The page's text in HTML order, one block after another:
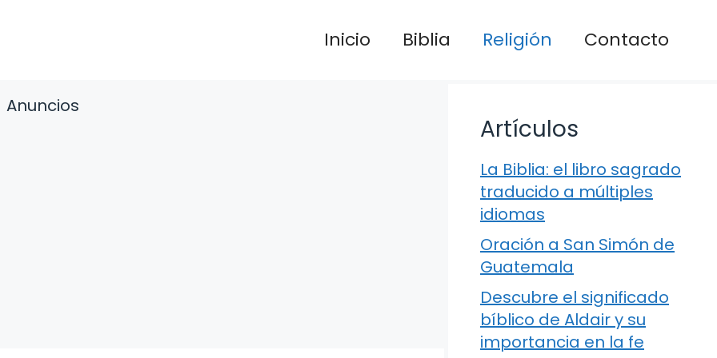
Inicio Biblia Religión Contacto
Anuncios
Artículos
La Biblia: el libro sagrado
traducido a múltiples
idiomas
Oración a San Simón de
Guatemala
Descubre el significado
bíblico de Aldair y su
importancia en la fe